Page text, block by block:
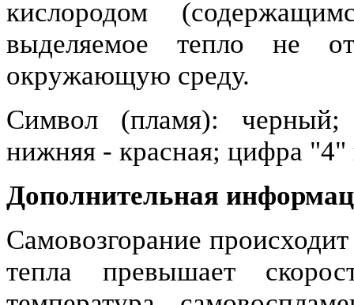
кислородом
выделяемое тепло не
окружающую среду.
Символ (пламя): черный;
нижняя - красная; цифра "4"
Дополнительная
Самовозгорание происходит
тепла превышает